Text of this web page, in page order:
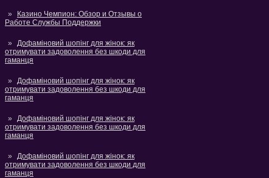
Казино Чемпион: Обзор и Отзывы о
Работе Службы Поддержки
Дофаміновий шопінг для жінок: як
отримувати задоволення без шкоди для
гаманця
Дофаміновий шопінг для жінок: як
отримувати задоволення без шкоди для
гаманця
Дофаміновий шопінг для жінок: як
отримувати задоволення без шкоди для
гаманця
Дофаміновий шопінг для жінок: як
отримувати задоволення без шкоди для
гаманця